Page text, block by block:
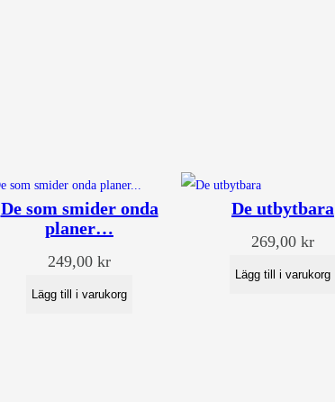
De som smider onda
planer…
249,00 kr
Lägg till i varukorg
De utbytbara
269,00 kr
Lägg till i varukorg